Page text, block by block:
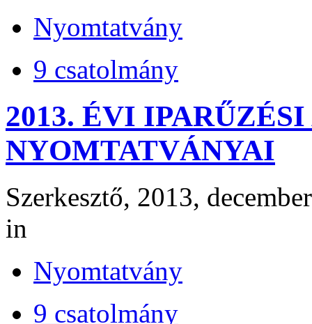
Nyomtatvány
9 csatolmány
2013. ÉVI
NYOMTATVÁNYAI
Szerkesztő, 2013,
in
Nyomtatvány
9 csatolmány